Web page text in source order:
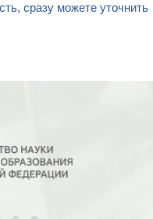
сразу можете уточнить